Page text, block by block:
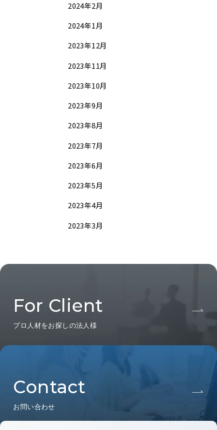
2024年2月
2024年1月
2023年12月
2023年11月
2023年10月
2023年9月
2023年8月
2023年7月
2023年6月
2023年5月
2023年4月
2023年3月
For Client
プロ人材をお探しの法人様
Contact
お問い合わせ